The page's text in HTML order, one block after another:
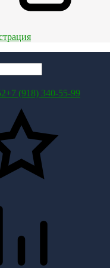
+7 (918) 340-55-99